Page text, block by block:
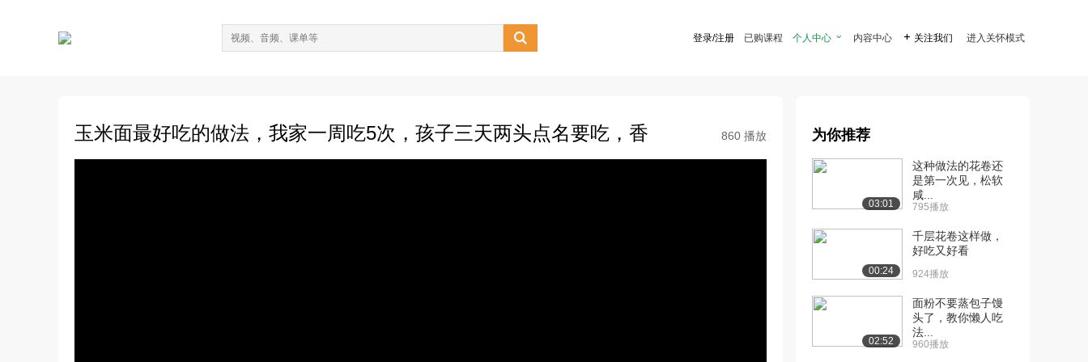
 登录/注册 已购课程 个人中心  内容中心  关注我们 进入关怀模式
玉米面最好吃的做法，我家一周吃5次，孩子三天两头点名要吃，香 860 播放 为你推荐
03:01
这种做法的花卷还
是第一次见，松软
咸...
795播放
00:24
千层花卷这样做，
好吃又好看
924播放
02:52
面粉不要蒸包子馒
头了，教你懒人吃
法...
960播放